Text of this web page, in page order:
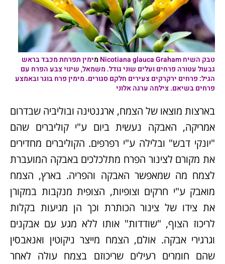
טבק השיח מימין תפרחת מכבד בראש
גבעול עטורה פרחים ועלים שוני גודל. משמאל, שינוי צבע הפרח עם
הגיל: פרחים ירקרקים צעירים חלקם סגורים. מימין פרח בוגר ובאמצע
פרחים בשיאם. צילמה ערגה אלוני
בארצות מוצאו של הצמח, ארגנטינה ובוליביה שבדרום
אמריקה, האבקה נעשית ביום ע"י קוליברים שהם
"יונקי דבש" ובלילה ע"י רפרפים. הקוליברים מחדירים
את מקורם לצינור הפרח מתלכלכים באבקה המועברת
לצמח מה שמאפשר האבקה והפריה. בארץ, הצמח
מואבק ע"י חרקים וצופיות, הצופית מנקבות במקורן
את צידו של צינור הכותרת וכך הן מגיעות בקלות
לריכוז הצוף, "שודדות" אותו ללא מגע עם אבקנים
וגרגירי אבקה. אולם, הצמח מייצר ניקוטין ואנאבסין
שהם חומרים רעילים שריכוזם בצמח עולה לאחר